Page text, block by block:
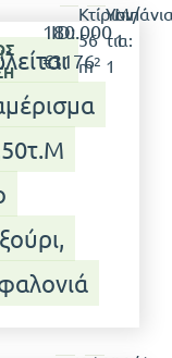
180.000
€
ID:
3176
Κτίριο:
56
m2
Υπν/
τια:
1
1